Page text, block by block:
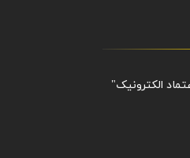
الکترونیک​​​​​​​"